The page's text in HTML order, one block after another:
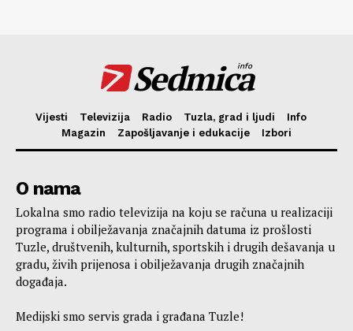
Sedmica
info
Vijesti Televizija Radio Tuzla, grad i ljudi
Info
Magazin
Zapošljavanje i edukacije Izbori
O nama
Lokalna smo radio televizija na koju se računa u realizaciji
programa i obilježavanja značajnih datuma iz prošlosti
Tuzle, društvenih, kulturnih, sportskih i drugih dešavanja u
gradu, živih prijenosa i obilježavanja drugih značajnih
događaja.
Medijski smo servis grada i građana Tuzle!